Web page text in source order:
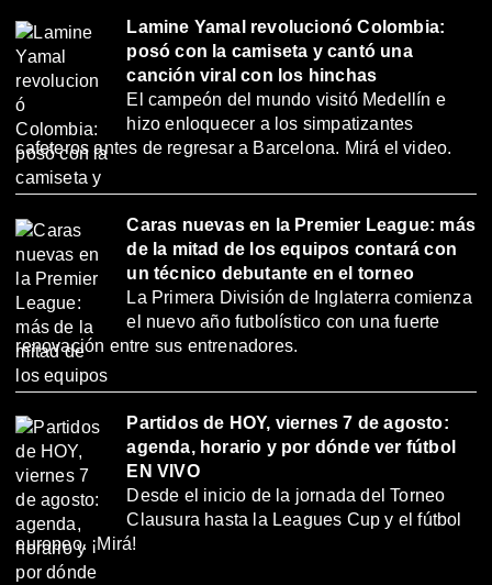
Lamine Yamal revolucionó Colombia:
posó con la camiseta y cantó una
canción viral con los hinchas
El campeón del mundo visitó Medellín e
hizo enloquecer a los simpatizantes
cafeteros antes de regresar a Barcelona. Mirá el video.
Caras nuevas en la Premier League: más
de la mitad de los equipos contará con
un técnico debutante en el torneo
La Primera División de Inglaterra comienza
el nuevo año futbolístico con una fuerte
renovación entre sus entrenadores.
Partidos de HOY, viernes 7 de agosto:
agenda, horario y por dónde ver fútbol
EN VIVO
Desde el inicio de la jornada del Torneo
Clausura hasta la Leagues Cup y el fútbol
europeo. ¡Mirá!